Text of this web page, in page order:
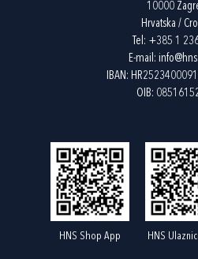
10000
Hrvatska /
Tel: +385 1
E-mail:
IBAN:
OIB:
HNS Shop App HNS